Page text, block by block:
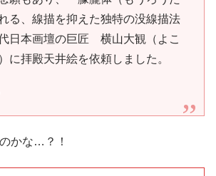
る、線描を抑えた独特の没線描法
日本画壇の巨匠 横山大観（よこ
に拝殿天井絵を依頼しました。
かな…？！